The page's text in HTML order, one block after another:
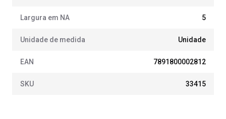
Largura em NA 5
Unidade de medida Unidade
EAN 7891800002812
SKU 33415